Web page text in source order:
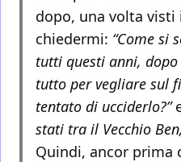
dopo, una volta
chiedermi: “Come si
tutti questi anni,
tutto per vegliare sul
tentato di ucciderlo?”
stati tra il Vecchio
Quindi, ancor prima